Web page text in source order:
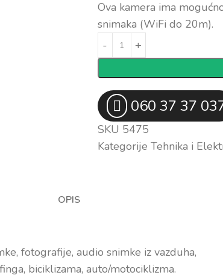
Ova kamera ima
snimaka (WiFi do 20m).
060 37 37
SKU 5475
Kategorije Tehnika i
OPIS
fotografije, audio snimke iz vazduha,
biciklizama, auto/motociklizma.